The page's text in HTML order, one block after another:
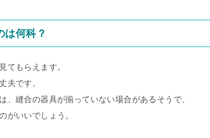
は何科？
てもらえます。
夫です。
、縫合の器具が揃っていない場合があるそうで、
がいいでしょう。